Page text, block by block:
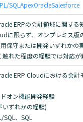
PL/SQL ApexOracleSalesforce
ERPの会計領域に関する
に限らず、オンプレミス版
用保守または開発いずれかの
触れた程度の経験では対応が
ERP Cloudにおける会計
ドオン機能開発経験
いずれかの経験)
SQL、SQL